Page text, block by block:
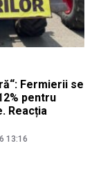
Fermierii se
pentru
Reacția
13:16